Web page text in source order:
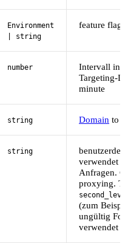
Environment
| string
feature flag
number Intervall in
Targeting-
minute
string Domain to
string
verwendet
Anfragen.
proxying.
(zum
ungültig
verwendet